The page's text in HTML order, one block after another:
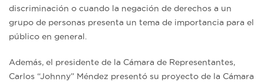
discriminación o cuando la negación de derechos a un
grupo de personas presenta un tema de importancia para el
público en general.
Además, el presidente de la Cámara de Representantes,
Carlos “Johnny” Méndez presentó su proyecto de la Cámara